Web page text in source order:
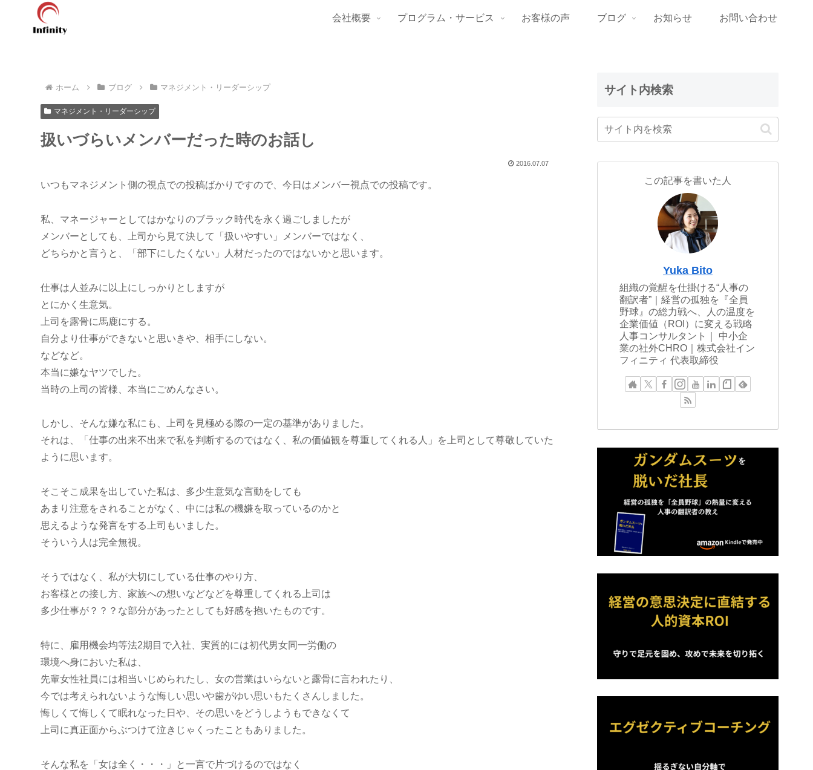
会社概要 プログラム・サービス お客様の声 ブログ お知らせ お問い合わせ
ホーム ブログ マネジメント・リーダーシップ
マネジメント・リーダーシップ
扱いづらいメンバーだった時のお話し
2016.07.07
いつもマネジメント側の視点での投稿ばかりですので、今日はメンバー視点での投稿です。
私、マネージャーとしてはかなりのブラック時代を永く過ごしましたが
メンバーとしても、上司から見て決して「扱いやすい」メンバーではなく、
どちらかと言うと、「部下にしたくない」人材だったのではないかと思います。
仕事は人並みに以上にしっかりとしますが
とにかく生意気。
上司を露骨に馬鹿にする。
自分より仕事ができないと思いきや、相手にしない。
などなど。
本当に嫌なヤツでした。
当時の上司の皆様、本当にごめんなさい。
しかし、そんな嫌な私にも、上司を見極める際の一定の基準がありました。
それは、「仕事の出来不出来で私を判断するのではなく、私の価値観を尊重してくれる人」を上司として尊敬していた
ように思います。
そこそこ成果を出していた私は、多少生意気な言動をしても
あまり注意をされることがなく、中には私の機嫌を取っているのかと
思えるような発言をする上司もいました。
そういう人は完全無視。
そうではなく、私が大切にしている仕事のやり方、
お客様との接し方、家族への想いなどなどを尊重してくれる上司は
多少仕事が？？？な部分があったとしても好感を抱いたものです。
特に、雇用機会均等法2期目で入社、実質的には初代男女同一労働の
環境へ身においた私は、
先輩女性社員には相当いじめられたし、女の営業はいらないと露骨に言われたり、
今では考えられないような悔しい思いや歯がゆい思いもたくさんしました。
悔しくて悔しくて眠れなった日や、その思いをどうしようもできなくて
上司に真正面からぶつけて泣きじゃくったこともありました。
そんな私を「女は全く・・・」と一言で片づけるのではなく
サイト内検索
この記事を書いた人
Yuka Bito
組織の覚醒を仕掛ける“人事の
翻訳者”｜経営の孤独を『全員
野球』の総力戦へ、人の温度を
企業価値（ROI）に変える戦略
人事コンサルタント｜ 中小企
業の社外CHRO｜株式会社イン
フィニティ 代表取締役